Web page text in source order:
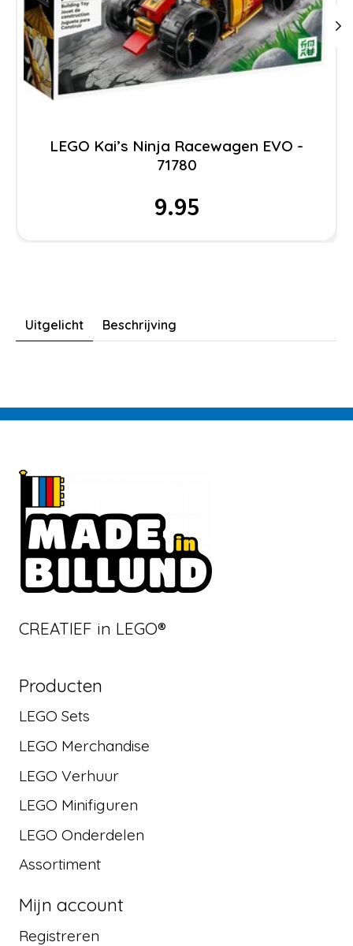
LEGO Kai’s Ninja Racewagen EVO -
71780
9.95
Uitgelicht Beschrijving
CREATIEF in LEGO®
Producten
LEGO Sets
LEGO Merchandise
LEGO Verhuur
LEGO Minifiguren
LEGO Onderdelen
Assortiment
Mijn account
Registreren